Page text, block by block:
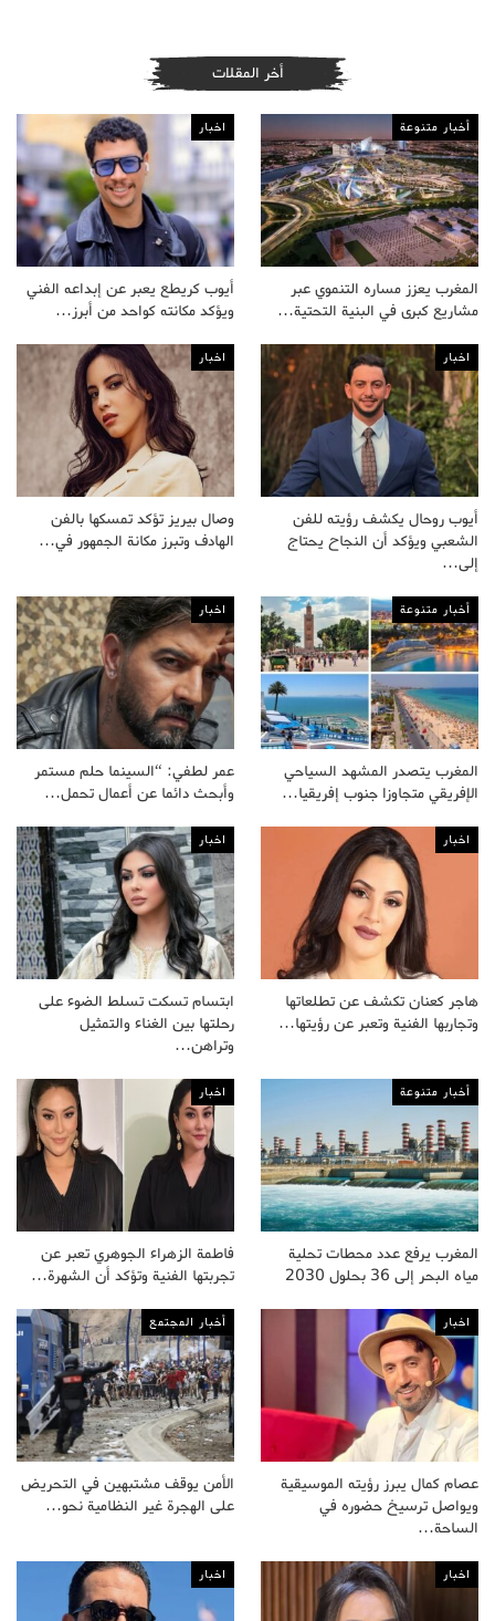
أخر المقلات
أخبار متنوعة
المغرب يعزز مساره التنموي عبر
مشاريع كبرى في البنية التحتية…
اخبار
أيوب كريطع يعبر عن إبداعه الفني
ويؤكد مكانته كواحد من أبرز…
اخبار
أيوب روحال يكشف رؤيته للفن
الشعبي ويؤكد أن النجاح يحتاج
إلى…
اخبار
وصال بيريز تؤكد تمسكها بالفن
الهادف وتبرز مكانة الجمهور في…
أخبار متنوعة
المغرب يتصدر المشهد السياحي
الإفريقي متجاوزا جنوب إفريقيا…
اخبار
عمر لطفي: “السينما حلم مستمر
وأبحث دائما عن أعمال تحمل…
اخبار
هاجر كعنان تكشف عن تطلعاتها
وتجاربها الفنية وتعبر عن رؤيتها…
اخبار
ابتسام تسكت تسلط الضوء على
رحلتها بين الغناء والتمثيل
وتراهن…
أخبار متنوعة
المغرب يرفع عدد محطات تحلية
مياه البحر إلى 36 بحلول 2030
اخبار
فاطمة الزهراء الجوهري تعبر عن
تجربتها الفنية وتؤكد أن الشهرة…
اخبار
عصام كمال يبرز رؤيته الموسيقية
ويواصل ترسيخ حضوره في
الساحة…
أخبار المجتمع
الأمن يوقف مشتبهين في التحريض
على الهجرة غير النظامية نحو…
اخبار اخبار